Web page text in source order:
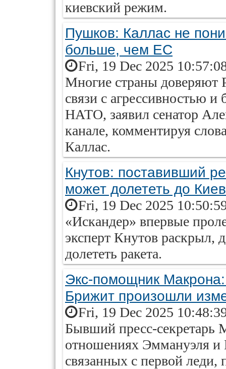
киевский режим.
Пушков: Каллас не
больше, чем ЕС
Fri, 19 Dec 2025
Многие страны доверяют
связи с агрессивностью и
НАТО, заявил сенатор
канале, комментируя
Каллас.
Кнутов: поставивший
может долететь до
Fri, 19 Dec 2025
«Искандер» впервые
эксперт Кнутов раскрыл,
долететь ракета.
Экс-помощник
Брижит произошли
Fri, 19 Dec 2025
Бывший пресс-секретарь
отношениях Эммануэля и
связанных с первой